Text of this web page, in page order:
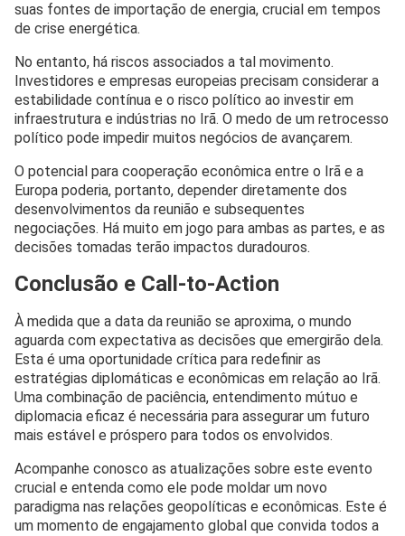
suas fontes de importação de energia, crucial em tempos
de crise energética.
No entanto, há riscos associados a tal movimento.
Investidores e empresas europeias precisam considerar a
estabilidade contínua e o risco político ao investir em
infraestrutura e indústrias no Irã. O medo de um retrocesso
político pode impedir muitos negócios de avançarem.
O potencial para cooperação econômica entre o Irã e a
Europa poderia, portanto, depender diretamente dos
desenvolvimentos da reunião e subsequentes
negociações. Há muito em jogo para ambas as partes, e as
decisões tomadas terão impactos duradouros.
Conclusão e Call-to-Action
À medida que a data da reunião se aproxima, o mundo
aguarda com expectativa as decisões que emergirão dela.
Esta é uma oportunidade crítica para redefinir as
estratégias diplomáticas e econômicas em relação ao Irã.
Uma combinação de paciência, entendimento mútuo e
diplomacia eficaz é necessária para assegurar um futuro
mais estável e próspero para todos os envolvidos.
Acompanhe conosco as atualizações sobre este evento
crucial e entenda como ele pode moldar um novo
paradigma nas relações geopolíticas e econômicas. Este é
um momento de engajamento global que convida todos a